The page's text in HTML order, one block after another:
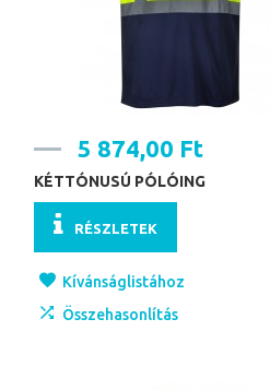
5 874,00 Ft
KÉTTÓNUSÚ PÓLÓING
RÉSZLETEK
Kívánságlistához
Összehasonlítás